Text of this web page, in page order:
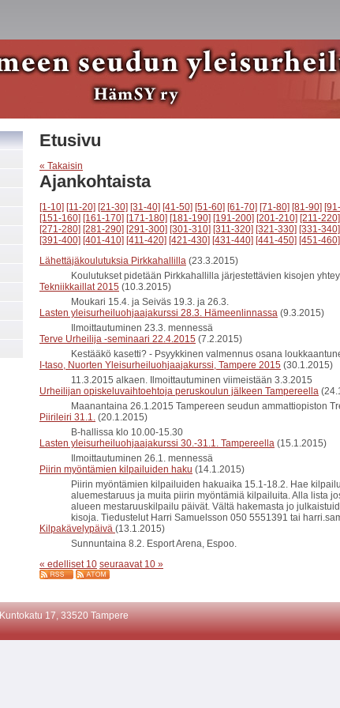
Etusivu
« Takaisin
Ajankohtaista
[1-10] [11-20] [21-30] [31-40] [41-50] [51-60] [61-70] [71-80] [81-90]
[151-160] [161-170] [171-180] [181-190] [191-200] [201-210] [211-220]
[271-280] [281-290] [291-300] [301-310] [311-320] [321-330] [331-340]
[391-400] [401-410] [411-420] [421-430] [431-440] [441-450] [451-460]
Lähettäjäkoulutuksia Pirkkahallilla (23.3.2015)
Koulutukset pidetään Pirkkahallilla järjestettävien kisojen
Tekniikkaillat 2015 (10.3.2015)
Moukari 15.4. ja Seiväs 19.3. ja 26.3.
Lasten yleisurheiluohjaajakurssi 28.3. Hämeenlinnassa (9.3.2015)
Ilmoittautuminen 23.3. mennessä
Terve Urheilija -seminaari 22.4.2015 (7.2.2015)
Kestääkö kasetti? - Psyykkinen valmennus osana
I-taso, Nuorten Yleisurheiluohjaajakurssi, Tampere 2015 (30.1.2015)
11.3.2015 alkaen. Ilmoittautuminen viimeistään 3.3.2015
Urheilijan opiskeluvaihtoehtoja peruskoulun jälkeen Tampereella
Maanantaina 26.1.2015 Tampereen seudun ammattiopiston
Piirileiri 31.1. (20.1.2015)
B-hallissa klo 10.00-15.30
Lasten yleisurheiluohjaajakurssi 30.-31.1. Tampereella (15.1.2015)
Ilmoittautuminen 26.1. mennessä
Piirin myöntämien kilpailuiden haku (14.1.2015)
Piirin myöntämien kilpailuiden hakuaika 15.1-18.2. Hae
aluemestaruus ja muita piirin myöntämiä kilpailuita. Alla lista
alueen mestaruuskilpailu päivät. Vältä hakemasta jo
kisoja. Tiedustelut Harri Samuelsson 050 5551391 tai
Kilpakävelypäivä (13.1.2015)
Sunnuntaina 8.2. Esport Arena, Espoo.
« edelliset 10 seuraavat 10 »
Kuntokatu 17, 33520 Tampere